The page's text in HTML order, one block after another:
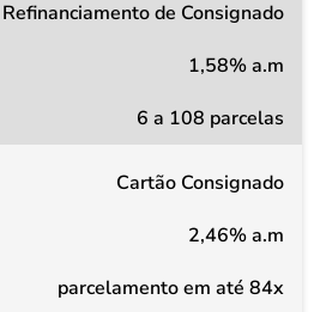
Refinanciamento de Consignado
1,58% a.m
6 a 108 parcelas
Cartão Consignado
2,46% a.m
parcelamento em até 84x